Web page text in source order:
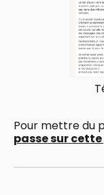
Pour mettre du
passe sur